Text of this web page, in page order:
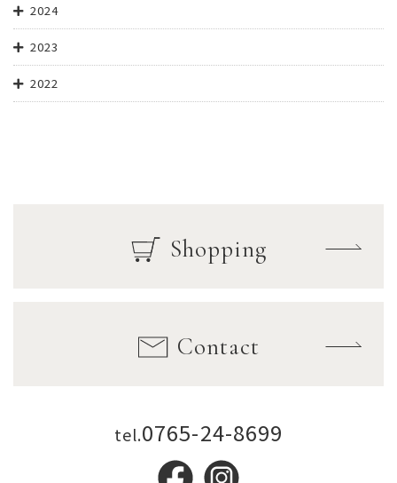
2024
2023
2022
Shopping
Contact
tel.0765-24-8699